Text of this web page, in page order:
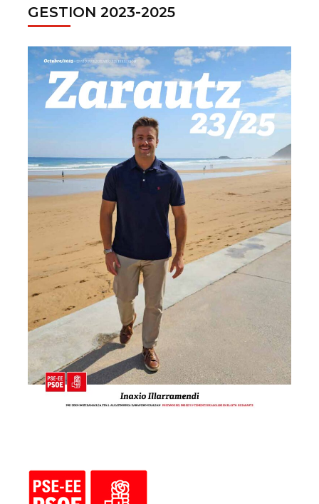
GESTION 2023-2025